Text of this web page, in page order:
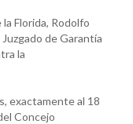
Florida, Rodolfo
de Garantía
la
exactamente al 18
Concejo